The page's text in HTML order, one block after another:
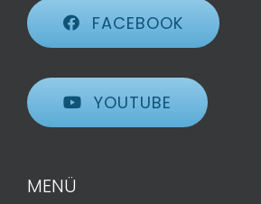
FACEBOOK
YOUTUBE
MENÜ